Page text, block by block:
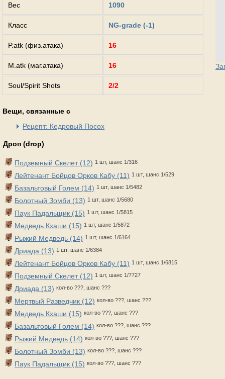
Вес 1090
Класс NG-grade (-1)
P.atk (физ.атака) 16
M.atk (маг.атака) 16
Soul/Spirit Shots 2/2
Вещи, связанные с
Рецепт: Кедровый Посох
Дроп (drop)
Подземный Скелет (12) 1 шт, шанс 1/316
Лейтенант Бойцов Орков Кабу (11) 1 шт, шанс 1/529
Базальтовый Голем (14) 1 шт, шанс 1/5482
Болотный Зомби (13) 1 шт, шанс 1/5680
Паук Падальщик (15) 1 шт, шанс 1/5815
Медведь Кхаши (15) 1 шт, шанс 1/5872
Рыжий Медведь (14) 1 шт, шанс 1/6164
Дриада (13) 1 шт, шанс 1/6384
Лейтенант Бойцов Орков Кабу (11) 1 шт, шанс 1/6815
Подземный Скелет (12) 1 шт, шанс 1/7727
Дриада (13) кол-во ???, шанс ???
Мертвый Разведчик (12) кол-во ???, шанс ???
Медведь Кхаши (15) кол-во ???, шанс ???
Базальтовый Голем (14) кол-во ???, шанс ???
Рыжий Медведь (14) кол-во ???, шанс ???
Болотный Зомби (13) кол-во ???, шанс ???
Паук Падальщик (15) кол-во ???, шанс ???